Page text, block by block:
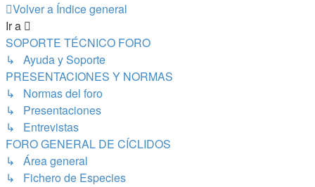
Volver a Índice general
Ir a
SOPORTE TÉCNICO FORO
↳ Ayuda y Soporte
PRESENTACIONES Y NORMAS
↳ Normas del foro
↳ Presentaciones
↳ Entrevistas
FORO GENERAL DE CÍCLIDOS
↳ Área general
↳ Fichero de Especies